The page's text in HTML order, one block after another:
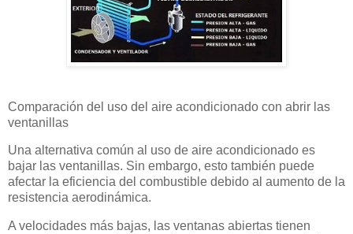
Comparación del uso del aire acondicionado con abrir las
ventanillas
Una alternativa común al uso de aire acondicionado es
bajar las ventanillas. Sin embargo, esto también puede
afectar la eficiencia del combustible debido al aumento de la
resistencia aerodinámica.
A velocidades más bajas, las ventanas abiertas tienen